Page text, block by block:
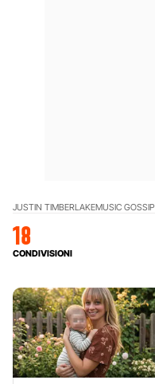
JUSTIN TIMBERLAKEMUSIC GOSSIP
18
CONDIVISIONI